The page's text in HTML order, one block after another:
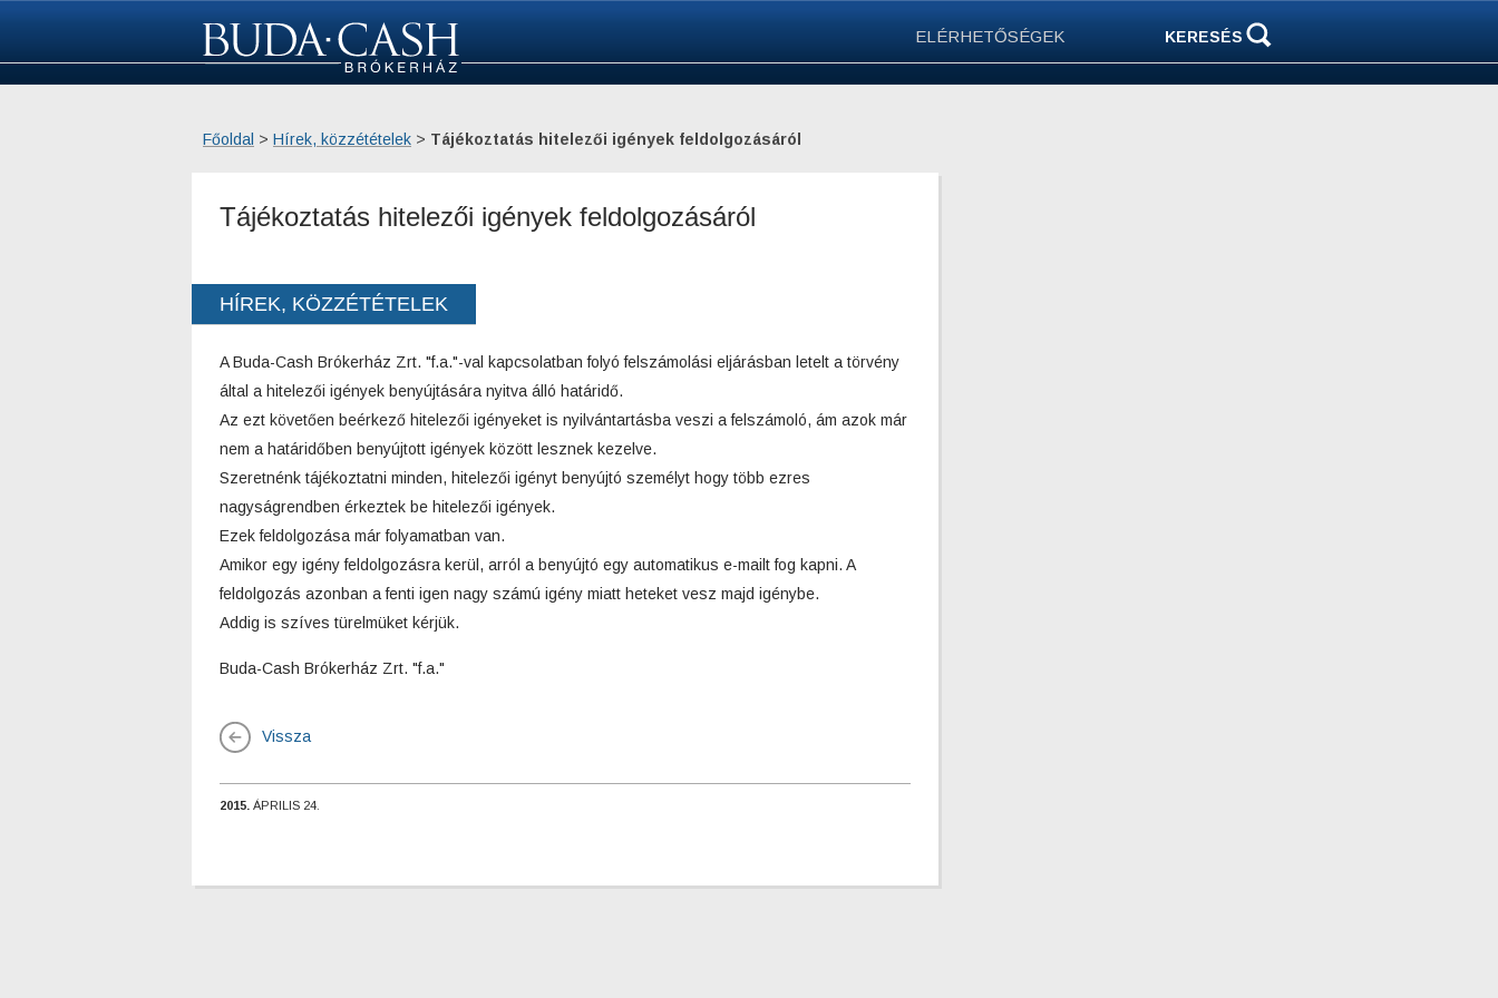
KERESÉS
ELÉRHETŐSÉGEK
Főoldal ­ > ­ Hírek, közzétételek ­ > ­ Tájékoztatás hitelezői igények feldolgozásáról
Tájékoztatás hitelezői igények feldolgozásáról
HÍREK, KÖZZÉTÉTELEK
A Buda-Cash Brókerház Zrt. "f.a."-val kapcsolatban folyó felszámolási eljárásban letelt a törvény
által a hitelezői igények benyújtására nyitva álló határidő.
Az ezt követően beérkező hitelezői igényeket is nyilvántartásba veszi a felszámoló, ám azok már
nem a határidőben benyújtott igények között lesznek kezelve.
Szeretnénk tájékoztatni minden, hitelezői igényt benyújtó személyt hogy több ezres
nagyságrendben érkeztek be hitelezői igények.
Ezek feldolgozása már folyamatban van.
Amikor egy igény feldolgozásra kerül, arról a benyújtó egy automatikus e-mailt fog kapni. A
feldolgozás azonban a fenti igen nagy számú igény miatt heteket vesz majd igénybe.
Addig is szíves türelmüket kérjük.
Buda-Cash Brókerház Zrt. "f.a."
Vissza
2015. ÁPRILIS 24.